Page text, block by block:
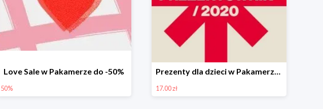
Love Sale w Pakamerze do -50%
50%
Prezenty dla dzieci w Pakamerze od 17 zł
17.00 zł